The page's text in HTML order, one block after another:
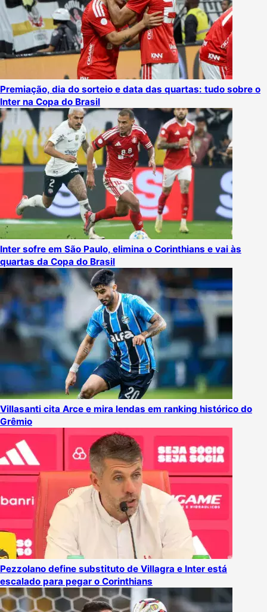
Premiação, dia do sorteio e data das quartas: tudo sobre o
Inter na Copa do Brasil
Inter sofre em São Paulo, elimina o Corinthians e vai às
quartas da Copa do Brasil
Villasanti cita Arce e mira lendas em ranking histórico do
Grêmio
Pezzolano define substituto de Villagra e Inter está
escalado para pegar o Corinthians